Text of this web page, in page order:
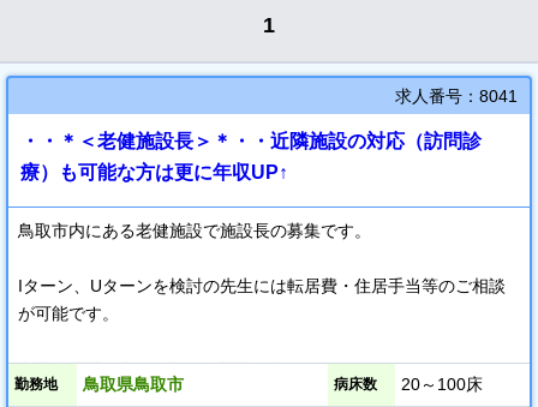
1
求人番号：8041
・・＊＜老健施設長＞＊・・近隣施設の対応（訪問診
療）も可能な方は更に年収UP↑
鳥取市内にある老健施設で施設長の募集です。
Iターン、Uターンを検討の先生には転居費・住居手当等のご相談
が可能です。
夜間休日呼び出しの無いご勤務です。
（基本電話対応のみです）
勤務地 鳥取県鳥取市 病床数 20～100床